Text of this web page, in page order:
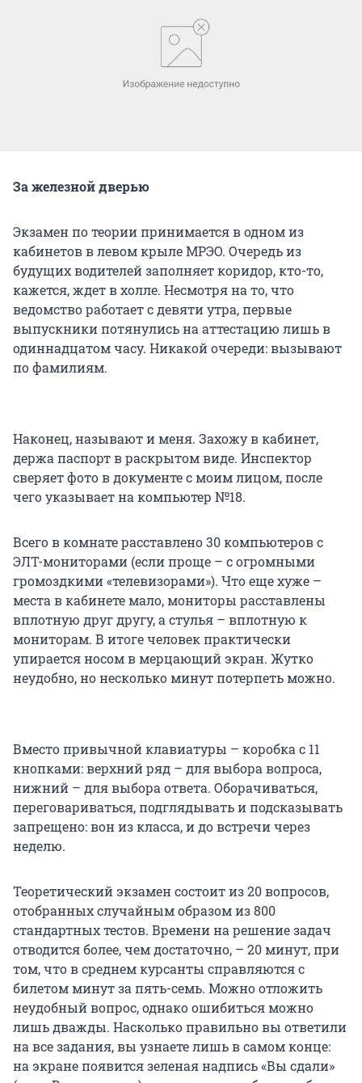
За железной дверью
Экзамен по теории принимается в одном из
кабинетов в левом крыле МРЭО. Очередь из
будущих водителей заполняет коридор, кто-то,
кажется, ждет в холле. Несмотря на то, что
ведомство работает с девяти утра, первые
выпускники потянулись на аттестацию лишь в
одиннадцатом часу. Никакой очереди: вызывают
по фамилиям.
Наконец, называют и меня. Захожу в кабинет,
держа паспорт в раскрытом виде. Инспектор
сверяет фото в документе с моим лицом, после
чего указывает на компьютер №18.
Всего в комнате расставлено 30 компьютеров с
ЭЛТ-мониторами (если проще – с огромными
громоздкими «телевизорами»). Что еще хуже –
места в кабинете мало, мониторы расставлены
вплотную друг другу, а стулья – вплотную к
мониторам. В итоге человек практически
упирается носом в мерцающий экран. Жутко
неудобно, но несколько минут потерпеть можно.
Вместо привычной клавиатуры – коробка с 11
кнопками: верхний ряд – для выбора вопроса,
нижний – для выбора ответа. Оборачиваться,
переговариваться, подглядывать и подсказывать
запрещено: вон из класса, и до встречи через
неделю.
Теоретический экзамен состоит из 20 вопросов,
отобранных случайным образом из 800
стандартных тестов. Времени на решение задач
отводится более, чем достаточно, – 20 минут, при
том, что в среднем курсанты справляются с
билетом минут за пять-семь. Можно отложить
неудобный вопрос, однако ошибиться можно
лишь дважды. Насколько правильно вы ответили
на все задания, вы узнаете лишь в самом конце:
на экране появится зеленая надпись «Вы сдали»